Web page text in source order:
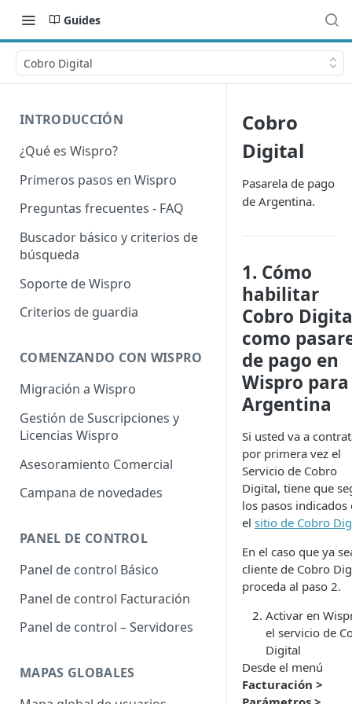
Guides
Cobro Digital
INTRODUCCIÓN
¿Qué es Wispro?
Primeros pasos en Wispro
Preguntas frecuentes - FAQ
Buscador básico y criterios de
búsqueda
Soporte de Wispro
Criterios de guardia
COMENZANDO CON WISPRO
Migración a Wispro
Gestión de Suscripciones y
Licencias Wispro
Asesoramiento Comercial
Campana de novedades
PANEL DE CONTROL
Panel de control Básico
Panel de control Facturación
Panel de control – Servidores
MAPAS GLOBALES
Cobro
Digital
Pasarela de pago
de Argentina.
1. Cómo
habilitar
Cobro
como
de pago en
Wispro para
Argentina
Si usted va a
por primera vez el
Servicio de Cobro
Digital, tiene que
los pasos indicados
el sitio de Cobro
En el caso que ya
cliente de Cobro
proceda al paso 2.
Activar en
el servicio de
Digital
Desde el menú
Facturación >